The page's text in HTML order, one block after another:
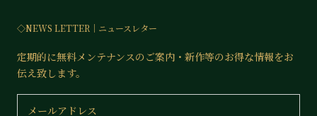
◇NEWS LETTER│ニュースレター
定期的に無料メンテナンスのご案内・新作等のお得な情報をお
伝え致します。